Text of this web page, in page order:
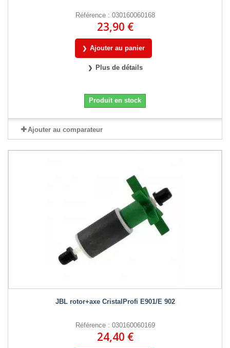
Référence : 030160060168
23,90 €
Ajouter au panier
Plus de détails
Produit en stock
Ajouter au comparateur
JBL rotor+axe CristalProfi E901/E 902
Référence : 030160060169
24,40 €